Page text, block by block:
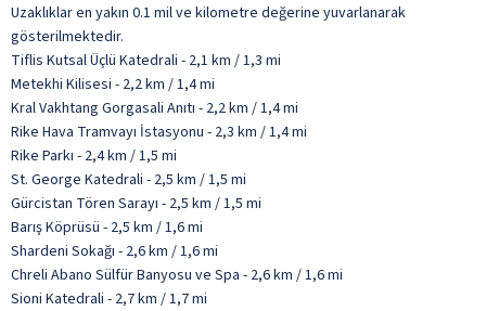
Uzaklıklar en yakın 0.1 mil ve kilometre değerine yuvarlanarak
gösterilmektedir.
Tiflis Kutsal Üçlü Katedrali - 2,1 km / 1,3 mi
Metekhi Kilisesi - 2,2 km / 1,4 mi
Kral Vakhtang Gorgasali Anıtı - 2,2 km / 1,4 mi
Rike Hava Tramvayı İstasyonu - 2,3 km / 1,4 mi
Rike Parkı - 2,4 km / 1,5 mi
St. George Katedrali - 2,5 km / 1,5 mi
Gürcistan Tören Sarayı - 2,5 km / 1,5 mi
Barış Köprüsü - 2,5 km / 1,6 mi
Shardeni Sokağı - 2,6 km / 1,6 mi
Chreli Abano Sülfür Banyosu ve Spa - 2,6 km / 1,6 mi
Sioni Katedrali - 2,7 km / 1,7 mi